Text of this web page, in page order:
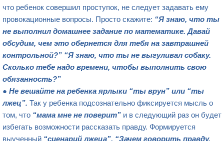
что ребенок совершил проступок, не следует задавать ему
провокационные вопросы. Просто скажите: “Я знаю, что ты
не выполнил домашнее задание по математике. Давай
обсудим, чем это обернется для тебя на завтрашней
контрольной?” “Я знаю, что ты не выгуливал собаку.
Сколько тебе надо времени, чтобы выполнить свою
обязанность?”
● Не вешайте на ребенка ярлыки “ты врун” или “ты
лжец”. Так у ребенка подсознательно фиксируется мысль о
том, что “мама мне не поверит” и в следующий раз он будет
избегать возможности рассказать правду. Формируется
выученный “сценарий лжеца”. “Зачем говорить правду,